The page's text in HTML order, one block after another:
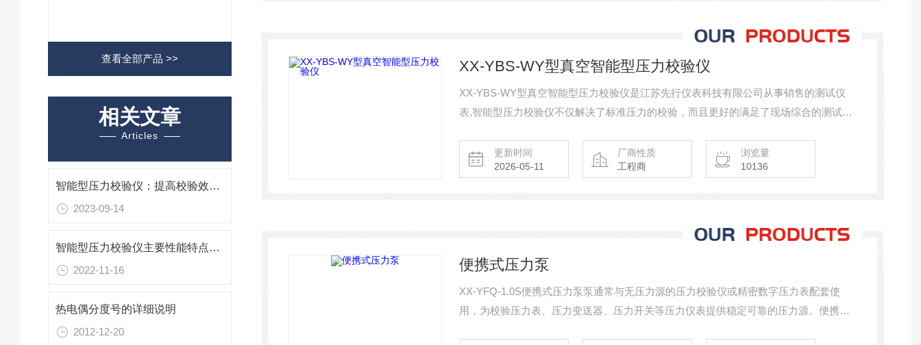
查看全部产品 >>
相关文章
Articles
智能型压力校验仪：提高校验效率与精度的好工具
2023-09-14
智能型压力校验仪主要性能特点有4点
2022-11-16
热电偶分度号的详细说明
2012-12-20
XX-YBS-WY型真空智能型压力校验仪
XX-YBS-WY型真空智能型压力校验仪是江苏先行仪表科技有限公司从事销售的测试仪
表,智能型压力校验仪不仅解决了标准压力的校验，而且更好的满足了现场综合的测试需
更新时间
2026-05-11
厂商性质
工程商
浏览量
10136
便携式压力泵
XX-YFQ-1.0S便携式压力泵泵通常与无压力源的压力校验仪或精密数字压力表配套使
用，为校验压力表、压力变送器、压力开关等压力仪表提供稳定可靠的压力源。便携式